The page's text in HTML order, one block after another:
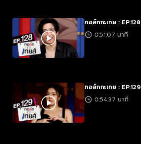
ทอล์กกะเทย : EP.128
0:51:07 นาที
ทอล์กกะเทย : EP.129
0:54:37 นาที